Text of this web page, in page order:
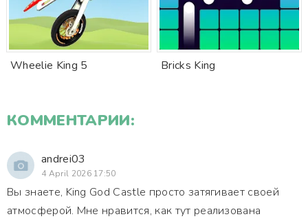
Wheelie King 5 Bricks King
КОММЕНТАРИИ:
andrei03
4 April 2026 17:50
Вы знаете, King God Castle просто затягивает своей
атмосферой. Мне нравится, как тут реализована